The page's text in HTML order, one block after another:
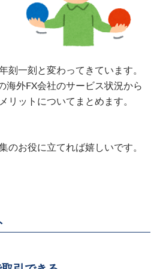
刻一刻と変わってきています。
海外FX会社のサービス状況から
リットについてまとめます。
のお役に立てれば嬉しいです。